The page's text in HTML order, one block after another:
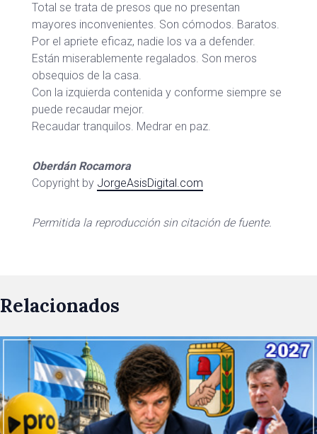
Total se trata de presos que no presentan
mayores inconvenientes. Son cómodos. Baratos.
Por el apriete eficaz, nadie los va a defender.
Están miserablemente regalados. Son meros
obsequios de la casa.
Con la izquierda contenida y conforme siempre se
puede recaudar mejor.
Recaudar tranquilos. Medrar en paz.
Oberdán Rocamora
Copyright by JorgeAsisDigital.com
Permitida la reproducción sin citación de fuente.
Relacionados